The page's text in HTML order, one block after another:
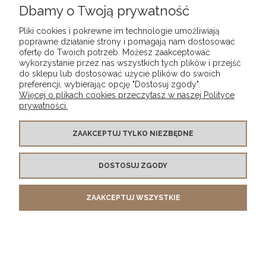
POMOC
MOJE KONTO
PŁATNOŚCI I DOSTAWA
INFORMACJE
O NAS
Dbamy o Twoją prywatność
Pliki cookies i pokrewne im technologie umożliwiają
poprawne działanie strony i pomagają nam dostosować
ofertę do Twoich potrzeb. Możesz zaakceptować
wykorzystanie przez nas wszystkich tych plików i przejść
do sklepu lub dostosować użycie plików do swoich
preferencji, wybierając opcję "Dostosuj zgody".
Więcej o plikach cookies przeczytasz w naszej Polityce
prywatności.
ZAAKCEPTUJ TYLKO NIEZBĘDNE
DOSTOSUJ ZGODY
ZAAKCEPTUJ WSZYSTKIE